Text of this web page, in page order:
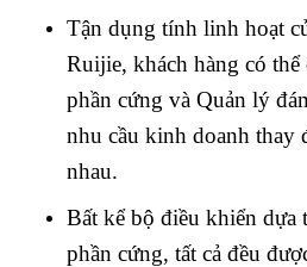
Tận dụng tính linh hoạt
Ruijie, khách hàng có
phần cứng và Quản lý
nhu cầu kinh doanh thay
nhau.
Bất kể bộ điều khiển dựa
phần cứng, tất cả đều